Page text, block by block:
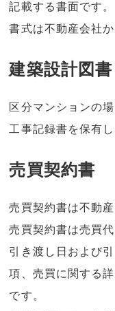
記載する書面です。
書式は不動産会社
建築設計図
区分マンションの
工事記録書を保有
売買契約書
売買契約書は不動
売買契約書は売買
引き渡し日および
項、売買に関する
です。